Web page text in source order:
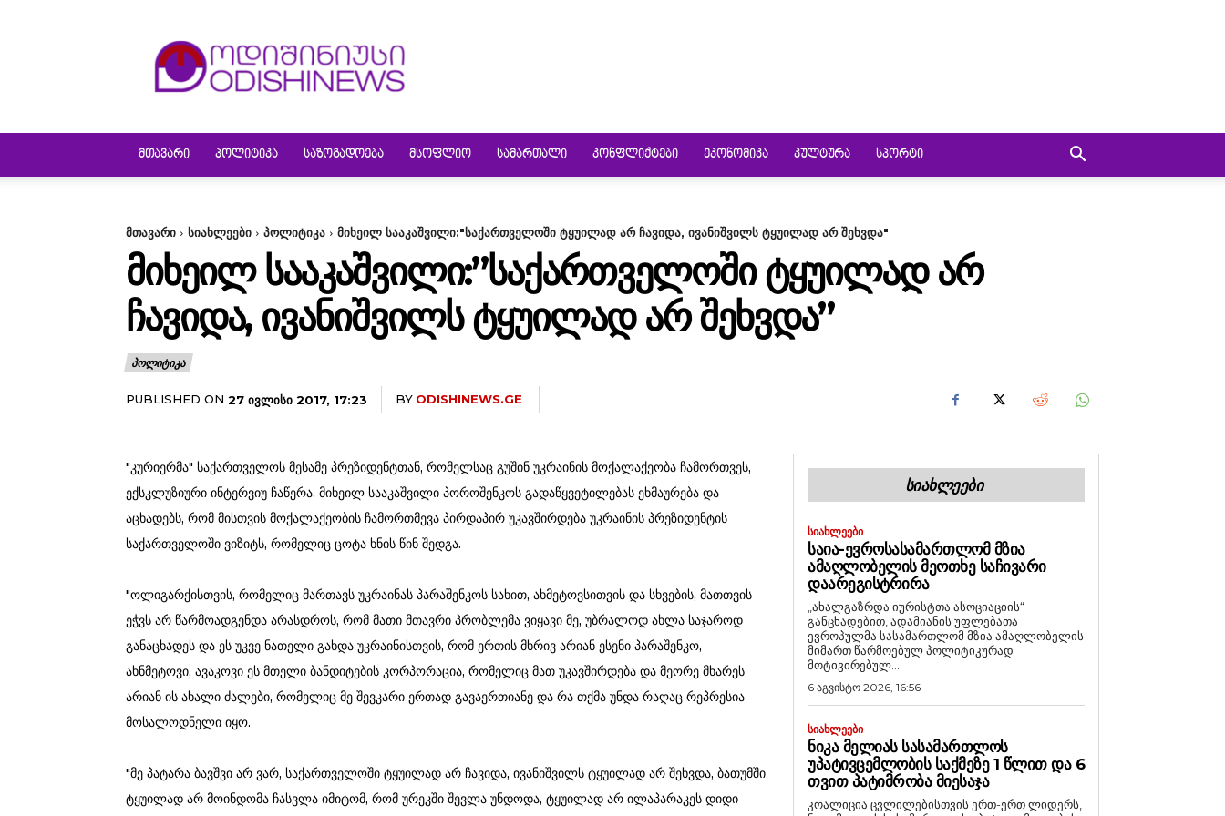
ᲛᲗᲐᲕᲐᲠᲘ ᲞᲝᲚᲘᲢᲘᲙᲐ ᲡᲐᲖᲝᲒᲐᲓᲝᲔᲑᲐ ᲛᲡᲝᲤᲚᲘᲝ ᲡᲐᲛᲐᲠᲗᲐᲚᲘ ᲙᲝᲜᲤᲚᲘᲥᲢᲔᲑᲘ ᲔᲙᲝᲜᲝᲛᲘᲙᲐ ᲙᲣᲚᲢᲣᲠᲐ ᲡᲞᲝᲠᲢᲘ
მთავარი სიახლეები პოლიტიკა მიხეილ სააკაშვილი:"საქართველოში ტყუილად არ ჩავიდა, ივანიშვილს ტყუილად არ შეხვდა"
ᲛᲘᲮᲔᲘᲚ ᲡᲐᲐᲙᲐᲨᲕᲘᲚᲘ:”ᲡᲐᲥᲐᲠᲗᲕᲔᲚᲝᲨᲘ ᲢᲧᲣᲘᲚᲐᲓ ᲐᲠ
ᲩᲐᲕᲘᲓᲐ, ᲘᲕᲐᲜᲘᲨᲕᲘᲚᲡ ᲢᲧᲣᲘᲚᲐᲓ ᲐᲠ ᲨᲔᲮᲕᲓᲐ”
ᲞᲝᲚᲘᲢᲘᲙᲐ
PUBLISHED ON 27 ᲘᲕᲚᲘᲡᲘ 2017, 17:23 BY ODISHINEWS.GE
"კურიერმა" საქართველოს მესამე პრეზიდენტთან, რომელსაც გუშინ უკრაინის მოქალაქეობა ჩამორთვეს,
ექსკლუზიური ინტერვიუ ჩაწერა. მიხეილ სააკაშვილი პოროშენკოს გადაწყვეტილებას ეხმაურება და
აცხადებს, რომ მისთვის მოქალაქეობის ჩამორთმევა პირდაპირ უკავშირდება უკრაინის პრეზიდენტის
საქართველოში ვიზიტს, რომელიც ცოტა ხნის წინ შედგა.
"ოლიგარქისთვის, რომელიც მართავს უკრაინას პარაშენკოს სახით, ახმეტოვსითვის და სხვების, მათთვის
ეჭვს არ წარმოადგენდა არასდროს, რომ მათი მთავრი პრობლემა ვიყავი მე, უბრალოდ ახლა საჯაროდ
განაცხადეს და ეს უკვე ნათელი გახდა უკრაინისთვის, რომ ერთის მხრივ არიან ესენი პარაშენკო,
ახნმეტოვი, ავაკოვი ეს მთელი ბანდიტების კორპორაცია, რომელიც მათ უკავშირდება და მეორე მხარეს
არიან ის ახალი ძალები, რომელიც მე შევკარი ერთად გავაერთიანე და რა თქმა უნდა რაღაც რეპრესია
მოსალოდნელი იყო.
"მე პატარა ბავშვი არ ვარ, საქართველოში ტყუილად არ ჩავიდა, ივანიშვილს ტყუილად არ შეხვდა, ბათუმში
ტყუილად არ მოინდომა ჩასვლა იმიტომ, რომ ურეკში შევლა უნდოდა, ტყუილად არ ილაპარაკეს დიდი
ᲡᲘᲐᲮᲚᲔᲔᲑᲘ
ᲡᲘᲐᲮᲚᲔᲔᲑᲘ
ᲡᲐᲘᲐ-ᲔᲕᲠᲝᲡᲐᲡᲐᲛᲐᲠᲗᲚᲝᲛ ᲛᲖᲘᲐ
ᲐᲛᲐᲦᲚᲝᲑᲔᲚᲘᲡ ᲛᲔᲝᲗᲮᲔ ᲡᲐᲩᲘᲕᲐᲠᲘ
ᲓᲐᲐᲠᲔᲒᲘᲡᲢᲠᲘᲠᲐ
„ახალგაზრდა იურისტთა ასოციაციის“
განცხადებით, ადამიანის უფლებათა
ევროპულმა სასამართლომ მზია ამაღლობელის
მიმართ წარმოებულ პოლიტიკურად
მოტივირებულ...
6 აგვისტო 2026, 16:56
ᲡᲘᲐᲮᲚᲔᲔᲑᲘ
ᲜᲘᲙᲐ ᲛᲔᲚᲘᲐᲡ ᲡᲐᲡᲐᲛᲐᲠᲗᲚᲝᲡ
ᲣᲞᲐᲢᲘᲕᲪᲔᲛᲚᲝᲑᲘᲡ ᲡᲐᲥᲛᲔᲖᲔ 1 ᲬᲚᲘᲗ ᲓᲐ 6
ᲗᲕᲘᲗ ᲞᲐᲢᲘᲛᲠᲝᲑᲐ ᲛᲘᲔᲡᲐᲯᲐ
კოალიცია ცვლილებისთვის ერთ-ერთ ლიდერს,